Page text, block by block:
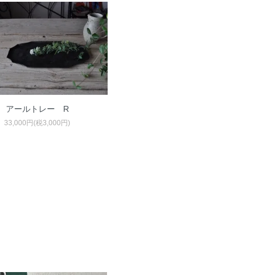
アールトレー R
33,000円(税3,000円)